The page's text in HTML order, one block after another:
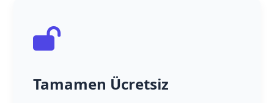
Tamamen Ücretsiz